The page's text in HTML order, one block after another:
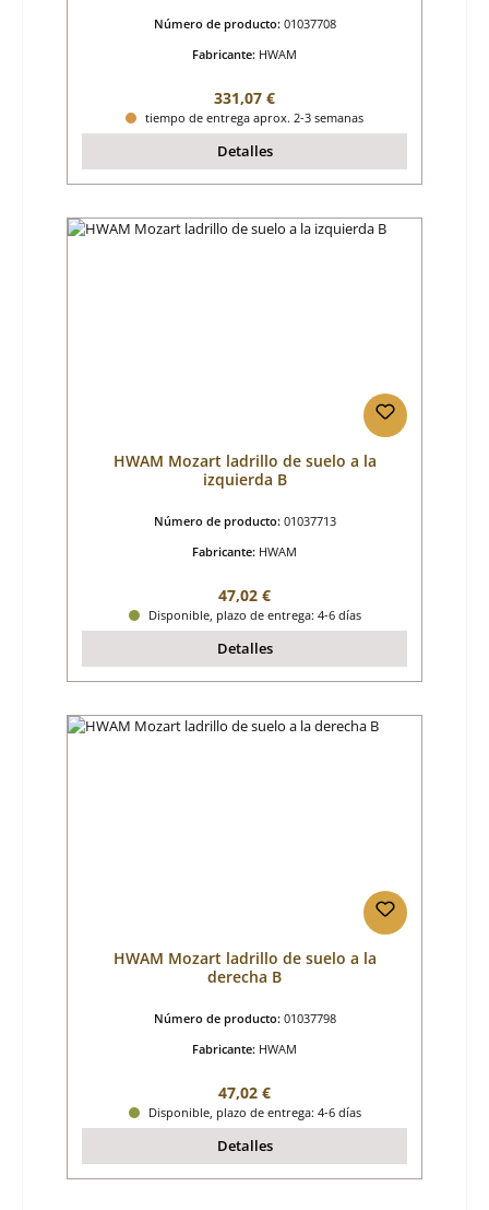
Número de producto: 01037708
Fabricante: HWAM
Precio normal:
331,07 €
tiempo de entrega aprox. 2-3 semanas
Detalles
HWAM Mozart ladrillo de suelo a la
izquierda B
Número de producto: 01037713
Fabricante: HWAM
Precio normal:
47,02 €
Disponible, plazo de entrega: 4-6 días
Detalles
HWAM Mozart ladrillo de suelo a la
derecha B
Número de producto: 01037798
Fabricante: HWAM
Precio normal:
47,02 €
Disponible, plazo de entrega: 4-6 días
Detalles